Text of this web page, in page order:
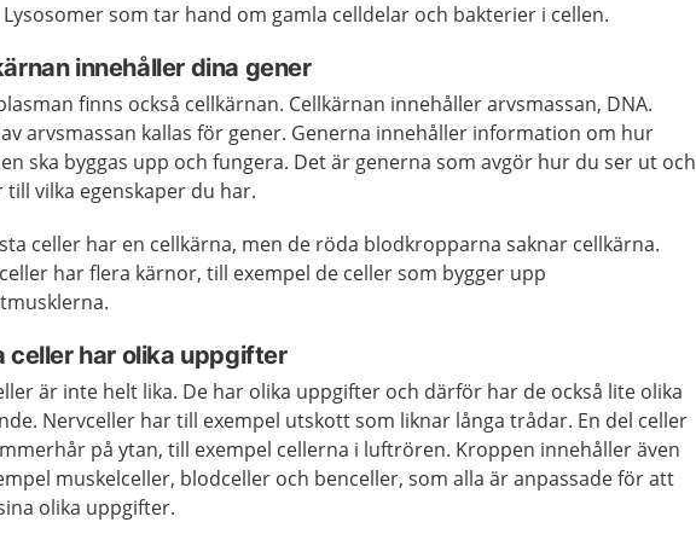
Lysosomer som tar hand om gamla celldelar och bakterier i cellen.
innehåller dina gener
finns också cellkärnan. Cellkärnan innehåller arvsmassan, DNA.
arvsmassan kallas för gener. Generna innehåller information om hur
ska byggas upp och fungera. Det är generna som avgör hur du ser ut och
till vilka egenskaper du har.
celler har en cellkärna, men de röda blodkropparna saknar cellkärna.
har flera kärnor, till exempel de celler som bygger upp
celler har olika uppgifter
är inte helt lika. De har olika uppgifter och därför har de också lite olika
Nervceller har till exempel utskott som liknar långa trådar. En del celler
på ytan, till exempel cellerna i luftrören. Kroppen innehåller även
muskelceller, blodceller och benceller, som alla är anpassade för att
olika uppgifter.